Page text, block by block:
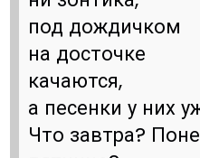
под дождичком
на досточке
качаются,
а песенки у них
Что завтра?